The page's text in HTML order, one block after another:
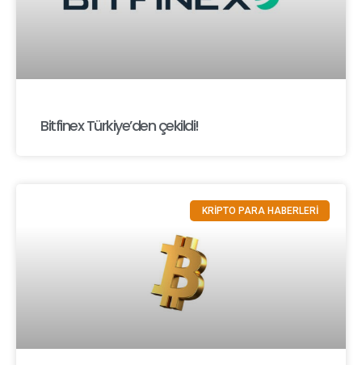
Bitfinex Türkiye’den çekildi!
KRİPTO PARA HABERLERİ